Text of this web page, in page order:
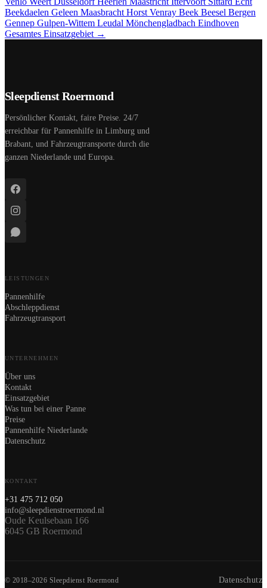
Beekdaelen Geleen Maasbracht Horst Venray Beek Beesel Bergen
Gennep Gulpen-Wittem Leudal Mönchengladbach Eindhoven
Gesamtes Einsatzgebiet →
Sleepdienst Roermond
Persönlicher Kontakt, faire Preise. 24/7
erreichbar für Pannenhilfe in Limburg und
Brabant, und Fahrzeugtransporte durch die
ganzen Niederlande und Europa.
LEISTUNGEN
Pannenhilfe
Abschleppdienst
Fahrzeugtransport
UNTERNEHMEN
Über uns
Kontakt
Einsatzgebiet
Was tun bei einer Panne
Preise
Pannenhilfe Niederlande
Datenschutz
KONTAKT
+31 475 712 050
info@sleepdienstroermond.nl
Oude Keulsebaan 166
6045 GB Roermond
© 2018–2026 Sleepdienst Roermond Datenschutz